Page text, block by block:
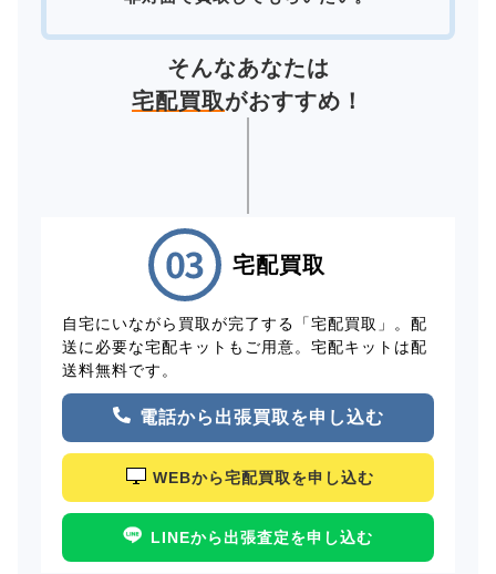
そんなあなたは
宅配買取がおすすめ！
宅配買取
自宅にいながら買取が完了する「宅配買取」。配
送に必要な宅配キットもご用意。宅配キットは配
送料無料です。
電話から出張買取を申し込む
WEBから宅配買取を申し込む
LINEから出張査定を申し込む